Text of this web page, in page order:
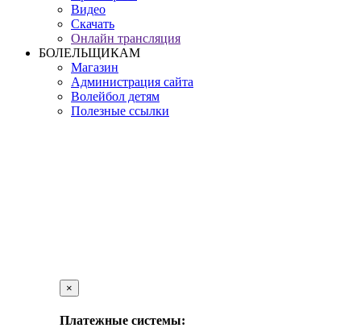
Видео
Скачать
Онлайн трансляция
БОЛЕЛЬЩИКАМ
Магазин
Администрация сайта
Волейбол детям
Полезные ссылки
×
Платежные системы: